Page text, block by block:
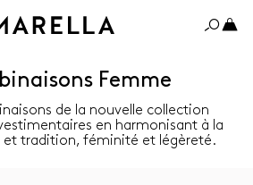
Femme
de la nouvelle collection
en harmonisant à la
tradition, féminité et légèreté.